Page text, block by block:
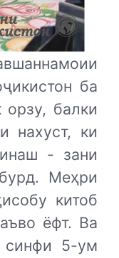
ба
балки
нахуст, ки
- зани
Меҳри
китоб
ёфт. Ва
синфи 5-ум